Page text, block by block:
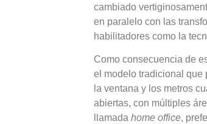
cambiado
en paralelo con las
habilitadores como la
Como consecuencia de
el modelo tradicional que
la ventana y los metros
abiertas, con múltiples
llamada home office,